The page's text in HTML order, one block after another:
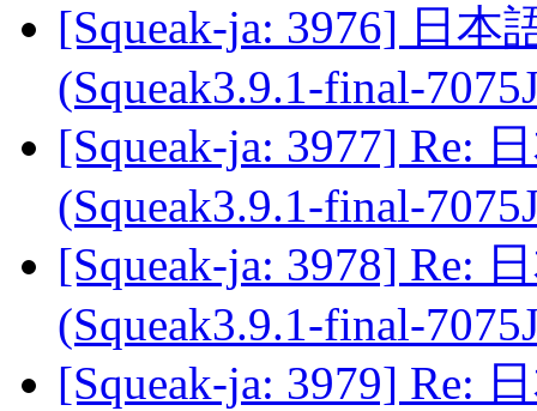
[Squeak-ja: 3976] 日
(Squeak3.9.1-final-
[Squeak-ja: 3977] Re:
(Squeak3.9.1-final-
[Squeak-ja: 3978] Re:
(Squeak3.9.1-final-
[Squeak-ja: 3979] Re: